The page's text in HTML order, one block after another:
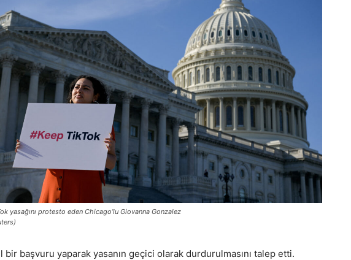
yasağını protesto eden Chicago’lu Giovanna Gonzalez
bir başvuru yaparak yasanın geçici olarak durdurulmasını talep etti.